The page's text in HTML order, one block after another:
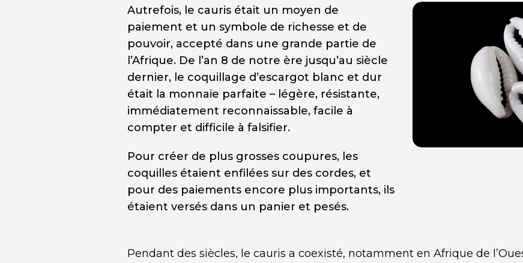
Autrefois, le cauris était un moyen de
paiement et un symbole de richesse et de
pouvoir, accepté dans une grande partie de
l’Afrique. De l’an 8 de notre ère jusqu’au siècle
dernier, le coquillage d’escargot blanc et dur
était la monnaie parfaite – légère, résistante,
immédiatement reconnaissable, facile à
compter et difficile à falsifier.
Pour créer de plus grosses coupures, les
coquilles étaient enfilées sur des cordes, et
pour des paiements encore plus importants, ils
étaient versés dans un panier et pesés.
Pendant des siècles, le cauris a coexisté, notamment en Afrique de